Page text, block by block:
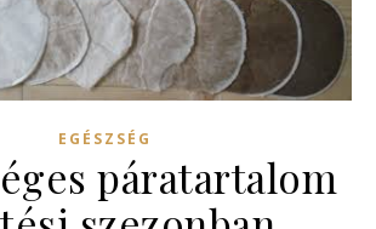
EGÉSZSÉG
páratartalom